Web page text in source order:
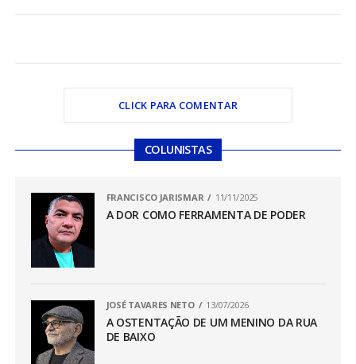
CLICK PARA COMENTAR
COLUNISTAS
FRANCISCO JARISMAR 11/11/2025
A DOR COMO FERRAMENTA DE PODER
JOSÉ TAVARES NETO 13/07/2026
A OSTENTAÇÃO DE UM MENINO DA RUA
DE BAIXO